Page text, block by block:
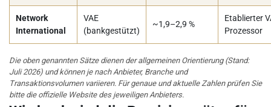
Network
International
VAE
(bankgestützt)
~1,9–2,9 %
Etablierter
Prozessor
Die oben genannten Sätze dienen der allgemeinen Orientierung (Stand:
Juli 2026) und können je nach Anbieter, Branche und
Transaktionsvolumen variieren. Für genaue und aktuelle Zahlen prüfen Sie
bitte die offizielle Website des jeweiligen Anbieters.